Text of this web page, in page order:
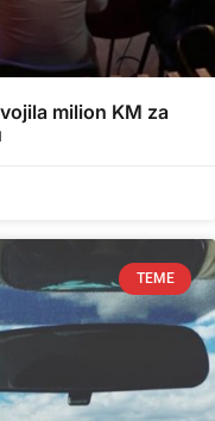
milion KM za
TEME